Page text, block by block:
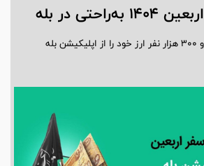
در بله
سال گذشته یک میلیون و ۳۰۰ هزار نفر ارز خود را از اپلیکیشن بله